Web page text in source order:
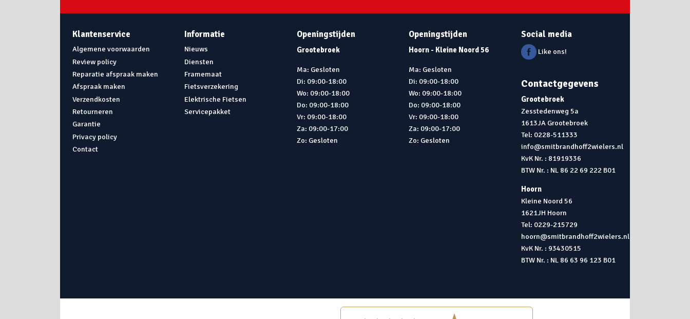
Klantenservice
Algemene voorwaarden
Review policy
Reparatie afspraak maken
Afspraak maken
Verzendkosten
Retourneren
Garantie
Privacy policy
Contact
Informatie
Nieuws
Diensten
Framemaat
Fietsverzekering
Elektrische Fietsen
Servicepakket
Openingstijden
Grootebroek
Ma: Gesloten
Di: 09:00-18:00
Wo: 09:00-18:00
Do: 09:00-18:00
Vr: 09:00-18:00
Za: 09:00-17:00
Zo: Gesloten
Openingstijden
Hoorn - Kleine Noord 56
Ma: Gesloten
Di: 09:00-18:00
Wo: 09:00-18:00
Do: 09:00-18:00
Vr: 09:00-18:00
Za: 09:00-17:00
Zo: Gesloten
Social media
Like ons!
Contactgegevens
Grootebroek
Zesstedenweg 5a
1613JA Grootebroek
Tel: 0228-511333
info@smitbrandhoff2wielers.nl
KvK Nr. : 81919336
BTW Nr. : NL 86 22 69 222 B01
Hoorn
Kleine Noord 56
1621JH Hoorn
Tel: 0229-215729
hoorn@smitbrandhoff2wielers.nl
KvK Nr. : 93430515
BTW Nr. : NL 86 63 96 123 B01